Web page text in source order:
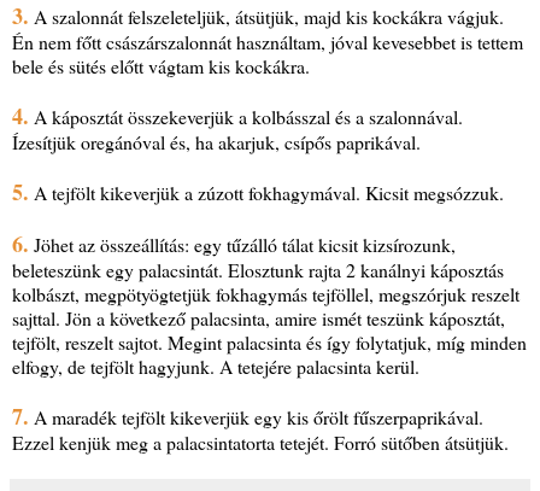
3. A szalonnát felszeleteljük, átsütjük, majd kis kockákra vágjuk.
Én nem főtt császárszalonnát használtam, jóval kevesebbet is tettem
bele és sütés előtt vágtam kis kockákra.
4. A káposztát összekeverjük a kolbásszal és a szalonnával.
Ízesítjük oregánóval és, ha akarjuk, csípős paprikával.
5. A tejfölt kikeverjük a zúzott fokhagymával. Kicsit megsózzuk.
6. Jöhet az összeállítás: egy tűzálló tálat kicsit kizsírozunk,
beleteszünk egy palacsintát. Elosztunk rajta 2 kanálnyi káposztás
kolbászt, megpötyögtetjük fokhagymás tejföllel, megszórjuk reszelt
sajttal. Jön a következő palacsinta, amire ismét teszünk káposztát,
tejfölt, reszelt sajtot. Megint palacsinta és így folytatjuk, míg minden
elfogy, de tejfölt hagyjunk. A tetejére palacsinta kerül.
7. A maradék tejfölt kikeverjük egy kis őrölt fűszerpaprikával.
Ezzel kenjük meg a palacsintatorta tetejét. Forró sütőben átsütjük.